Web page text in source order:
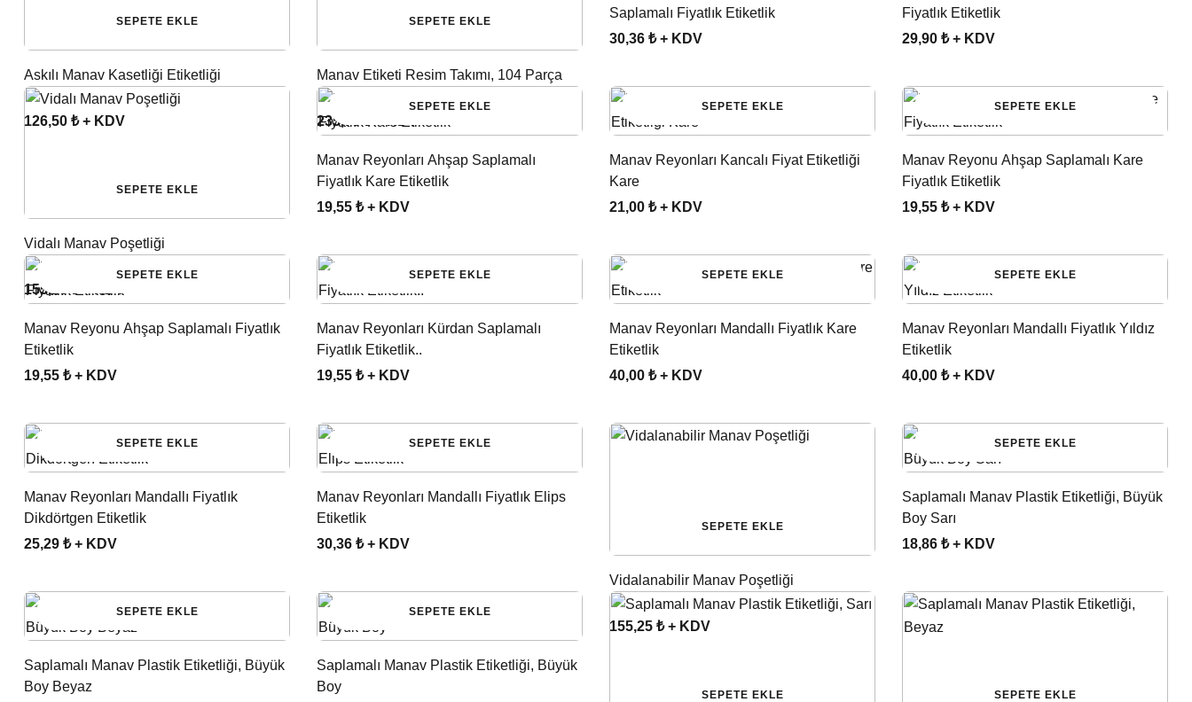
SEPETE EKLE
Askılı Manav Kasetliği Etiketliği
126,50 ₺ + KDV
SEPETE EKLE
Manav Etiketi Resim Takımı, 104 Parça
235,75 ₺ + KDV
Saplamalı Fiyatlık Etiketlik
30,36 ₺ + KDV
Fiyatlık Etiketlik
29,90 ₺ + KDV
SEPETE EKLE
Vidalı Manav Poşetliği
155,25 ₺ + KDV
SEPETE EKLE
Manav Reyonları Ahşap Saplamalı
Fiyatlık Kare Etiketlik
19,55 ₺ + KDV
SEPETE EKLE
Manav Reyonları Kancalı Fiyat Etiketliği
Kare
21,00 ₺ + KDV
SEPETE EKLE
Manav Reyonu Ahşap Saplamalı Kare
Fiyatlık Etiketlik
19,55 ₺ + KDV
SEPETE EKLE
Manav Reyonu Ahşap Saplamalı Fiyatlık
Etiketlik
19,55 ₺ + KDV
SEPETE EKLE
Manav Reyonları Kürdan Saplamalı
Fiyatlık Etiketlik..
19,55 ₺ + KDV
SEPETE EKLE
Manav Reyonları Mandallı Fiyatlık Kare
Etiketlik
40,00 ₺ + KDV
SEPETE EKLE
Manav Reyonları Mandallı Fiyatlık Yıldız
Etiketlik
40,00 ₺ + KDV
SEPETE EKLE
Manav Reyonları Mandallı Fiyatlık
Dikdörtgen Etiketlik
25,29 ₺ + KDV
SEPETE EKLE
Manav Reyonları Mandallı Fiyatlık Elips
Etiketlik
30,36 ₺ + KDV
SEPETE EKLE
Vidalanabilir Manav Poşetliği
155,25 ₺ + KDV
SEPETE EKLE
Saplamalı Manav Plastik Etiketliği, Büyük
Boy Sarı
18,86 ₺ + KDV
SEPETE EKLE
Saplamalı Manav Plastik Etiketliği, Büyük
Boy Beyaz
SEPETE EKLE
Saplamalı Manav Plastik Etiketliği, Büyük
Boy
SEPETE EKLE SEPETE EKLE